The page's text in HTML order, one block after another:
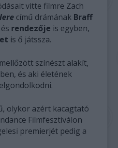
vitte filmre Zach
című drámának Braff
és rendezője is egyben,
is ő játssza.
színészt alakít,
és aki életének
olykor azért kacagtató
Filmfesztiválon
premierjét pedig a